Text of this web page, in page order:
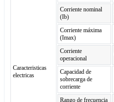
Caracteristicas
electricas
Corriente nominal
(Ib)
Corriente máxima
(Imax)
Corriente
operacional
Capacidad de
sobrecarga de
corriente
Rango de frecuencia